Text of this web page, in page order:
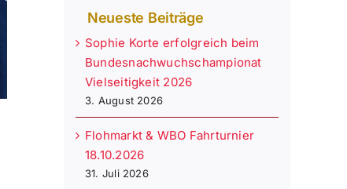
Neueste Beiträge
Sophie Korte erfolgreich beim
Bundesnachwuchschampionat
Vielseitigkeit 2026
3. August 2026
Flohmarkt & WBO Fahrturnier
18.10.2026
31. Juli 2026